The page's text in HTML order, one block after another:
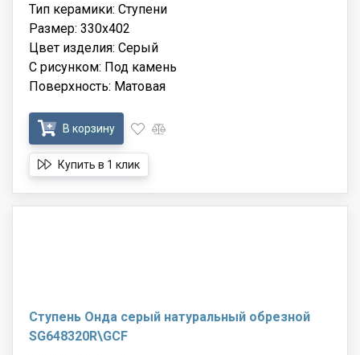
Тип керамики: Ступени
Размер: 330x402
Цвет изделия: Серый
С рисунком: Под камень
Поверхность: Матовая
В корзину
Купить в 1 клик
Ступень Онда серый натуральный обрезной
SG648320R\GCF